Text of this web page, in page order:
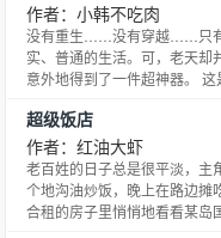
作者：小韩不吃肉
没有重生……没有穿越……只有
实、普通的生活。可，老天却
意外地得到了一件超神器。
亮！ 空间神器能力之一：感知
信息都会被其知道。）有着此
超级饭店
作者：红油大虾
老百姓的日子总是很平淡，主
个地沟油炒饭，晚上在路边摊
合租的房子里悄悄地看看某岛